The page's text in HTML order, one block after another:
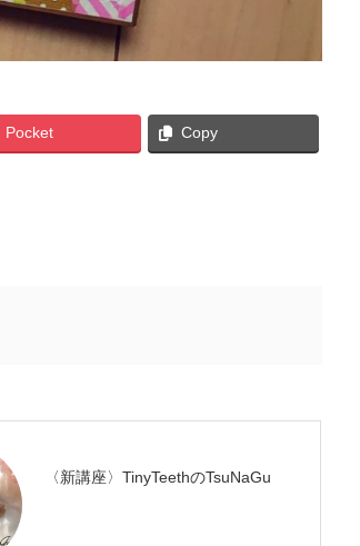
Pocket Copy
〈新講座〉TinyTeethのTsuNaGu